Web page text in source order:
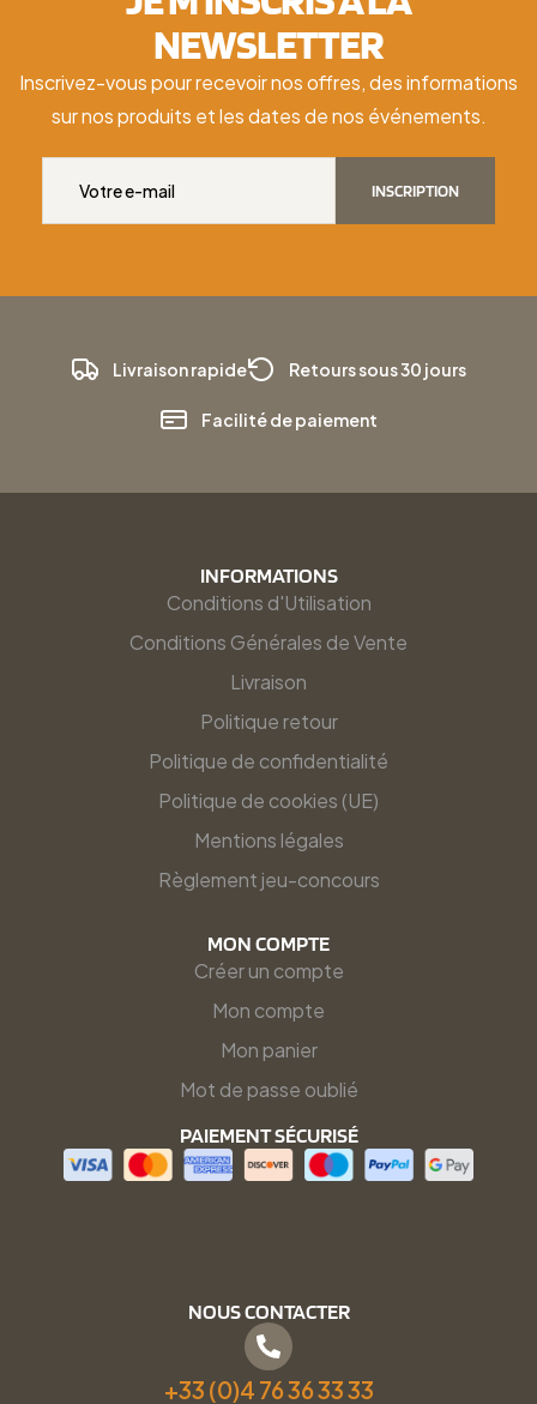
NEWSLETTER
Inscrivez-vous pour recevoir nos offres, des informations
sur nos produits et les dates de nos événements.
INSCRIPTION
Livraison rapide Retours sous 30 jours
Facilité de paiement
INFORMATIONS
Conditions d'Utilisation
Conditions Générales de Vente
Livraison
Politique retour
Politique de confidentialité
Politique de cookies (UE)
Mentions légales
Règlement jeu-concours
MON COMPTE
Créer un compte
Mon compte
Mon panier
Mot de passe oublié
PAIEMENT SÉCURISÉ
NOUS CONTACTER
+33 (0)4 76 36 33 33